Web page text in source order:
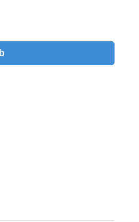
Wert ein